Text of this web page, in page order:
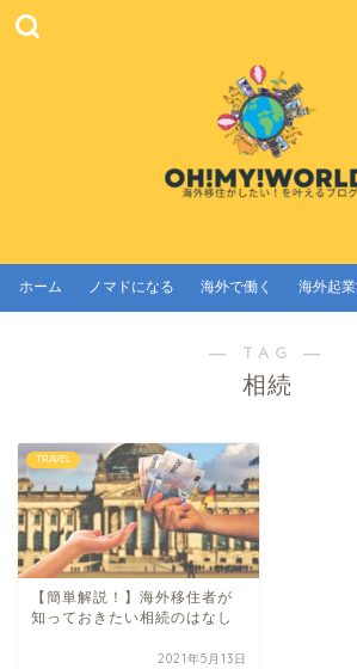
ホーム ノマドになる 海外で働く 海外起
― TAG ―
相続
TRAVEL
【簡単解説！】海外移住者が
知っておきたい相続のはなし
2021年5月13日